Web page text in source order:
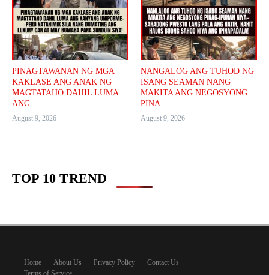
PINAGTAWANAN NG MGA
KAKLASE ANG ANAK NG
MAGTATAHO DAHIL LUMA
ANG ...
August 9, 2026
NANGALOG ANG TUHOD NG
ISANG SEAMAN NANG
MAKITA ANG NEGOSYONG
PINA ...
August 9, 2026
TOP 10 TREND
Home About Us Privacy Policy
Contact Us
Terms of Service